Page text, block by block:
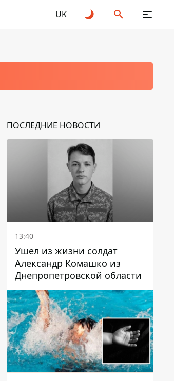
UK
ПОСЛЕДНИЕ НОВОСТИ
13:40
Ушел из жизни солдат
Александр Комашко из
Днепропетровской области